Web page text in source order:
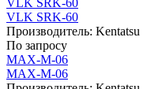
VLK SRK-60
VLK SRK-60
Производитель: Kentatsu
По запросу
MAX-M-06
MAX-M-06